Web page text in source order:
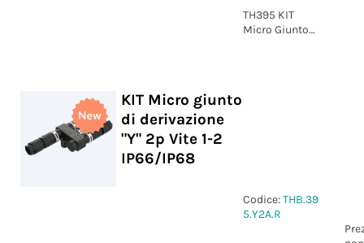
TH395 KIT
Micro Giunto
KIT Micro giunto
di derivazione
"Y" 2p Vite 1-2
IP66/IP68
Codice:THB.39
5.Y2A.R